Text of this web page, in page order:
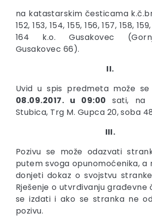
na katastarskim česticama k.č.br.
152, 153, 154, 155, 156, 157, 158,
164 k.o. Gusakovec
Gusakovec 66).
II.
Uvid u spis predmeta može
08.09.2017. u 09:00 sati, na
Stubica, Trg M. Gupca 20, soba
III.
Pozivu se može odazvati
putem svoga opunomoćenika, a
donjeti dokaz o svojstvu
Rješenje o utvrđivanju građevne
se izdati i ako se stranka ne
pozivu.